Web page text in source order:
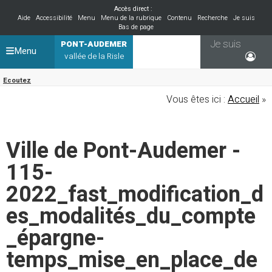
Accès direct :
Aide
Accessibilité Menu Menu de la rubrique Contenu Recherche
Je suis
Bas de page
PONT-AUDEMER
vallée de la Risle
Ecoutez
Je suis
Menu
Vous êtes ici : Accueil »
Ville de Pont-Audemer -
115-
2022_fast_modification_d
es_modalités_du_compte
_épargne-
temps_mise_en_place_de